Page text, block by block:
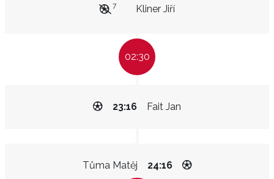
Kliner Jiří
7
02:30
Fait Jan
23:16
Tůma Matěj 24:16